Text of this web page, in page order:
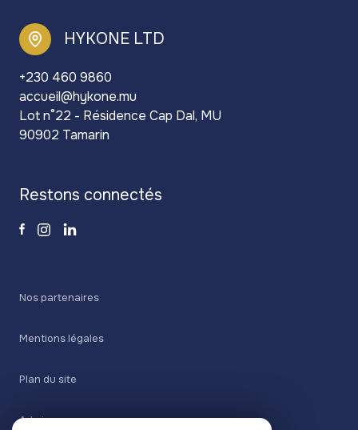
HYKONE LTD
+230 460 9860
accueil@hykone.mu
Lot n°22 - Résidence Cap Dal, MU
90902 Tamarin
restons connectés
Nos partenaires
Mentions légales
Plan du site
Admin